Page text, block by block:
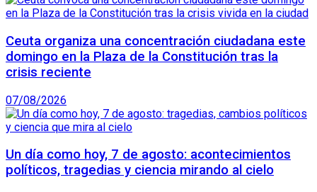
Ceuta organiza una concentración ciudadana este
domingo en la Plaza de la Constitución tras la
crisis reciente
07/08/2026
Un día como hoy, 7 de agosto: acontecimientos
políticos, tragedias y ciencia mirando al cielo